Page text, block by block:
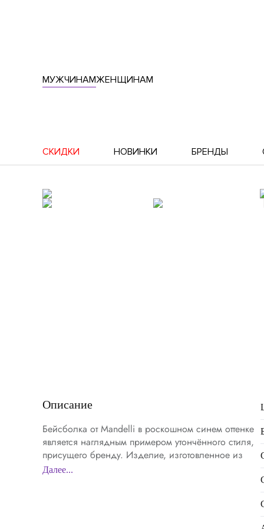
МУЖЧИНАМЖЕНЩИНАМ
СКИДКИ НОВИНКИ БРЕНДЫ
Описание
Бейсболка от Mandelli в роскошном синем оттенке
является наглядным примером утончённого стиля,
присущего бренду. Изделие, изготовленное из
изящного сочетания шерсти и хлопка,
Далее...